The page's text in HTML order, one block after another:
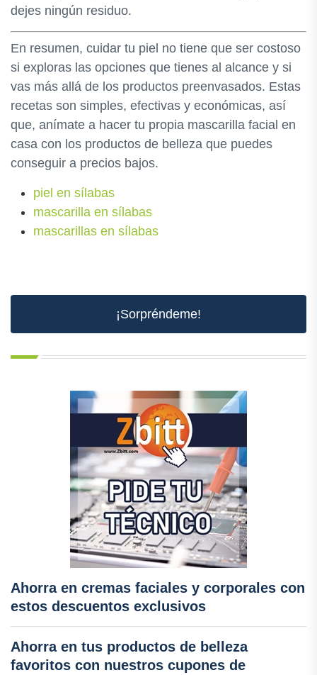
dejes ningún residuo.
En resumen, cuidar tu piel no tiene que ser costoso
si exploras las opciones que tienes al alcance y si
vas más allá de los productos preenvasados. Estas
recetas son simples, efectivas y económicas, así
que, anímate a hacer tu propia mascarilla facial en
casa con los productos de belleza que puedes
conseguir a precios bajos.
piel en sílabas
mascarilla en sílabas
mascarillas en sílabas
¡Sorpréndeme!
Ahorra en cremas faciales y corporales con
estos descuentos exclusivos
Ahorra en tus productos de belleza
favoritos con nuestros cupones de